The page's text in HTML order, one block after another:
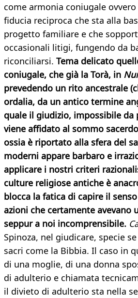
come armonia coniugale
fiducia reciproca che sta alla
progetto familiare e che
occasionali litigi, fungendo da
riconciliarsi. Tema delicato
coniugale, che già la Torà, in
prevedendo un rito ancestrale
ordalia, da un antico termine
quale il giudizio, impossibile da
viene affidato al sommo
ossia è riportato alla sfera del
moderni appare barbaro e
applicare i nostri criteri
culture religiose antiche è
blocca la fatica di capire il
azioni che certamente avevano
seppur a noi incomprensibile.
Spinoza, nel giudicare, specie
sacri come la Bibbia. Il caso in
di una moglie, di una donna
di adulterio e chiamata
il divieto di adulterio sta nella